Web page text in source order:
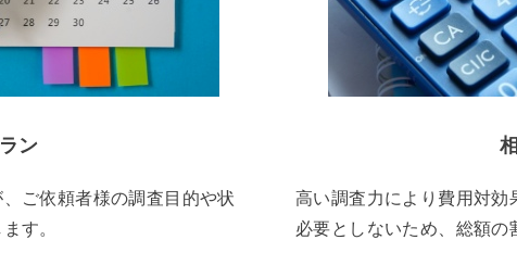
ン
ご依頼者様の調査目的や状
す。
高い調査力により費用対
必要としないため、総額